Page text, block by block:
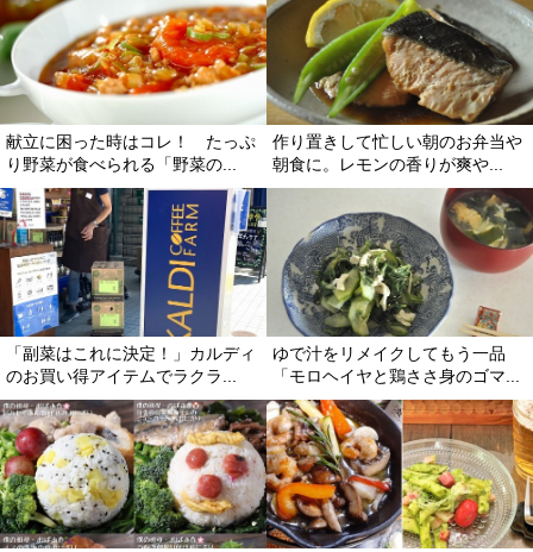
献立に困った時はコレ！ たっぷ
り野菜が食べられる「野菜の...
作り置きして忙しい朝のお弁当
朝食に。レモンの香りが爽や...
「副菜はこれに決定！」カルディ
のお買い得アイテムでラクラ...
ゆで汁をリメイクしてもう一品
「モロヘイヤと鶏ささ身のゴマ...